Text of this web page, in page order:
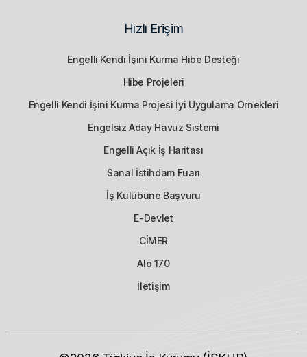
Hızlı Erişim
Engelli Kendi İşini Kurma Hibe Desteği
Hibe Projeleri
Engelli Kendi İşini Kurma Projesi İyi Uygulama Örnekleri
Engelsiz Aday Havuz Sistemi
Engelli Açık İş Haritası
Sanal İstihdam Fuarı
İş Kulübüne Başvuru
E-Devlet
CİMER
Alo 170
İletişim